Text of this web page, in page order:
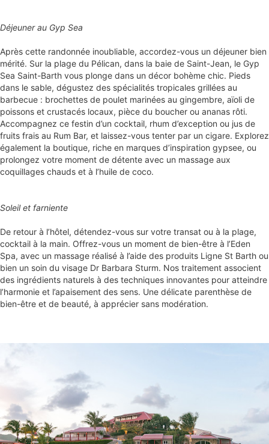
Déjeuner au Gyp Sea
Après cette randonnée inoubliable, accordez-vous un déjeuner bien
mérité. Sur la plage du Pélican, dans la baie de Saint-Jean, le Gyp
Sea Saint-Barth vous plonge dans un décor bohème chic. Pieds
dans le sable, dégustez des spécialités tropicales grillées au
barbecue : brochettes de poulet marinées au gingembre, aïoli de
poissons et crustacés locaux, pièce du boucher ou ananas rôti.
Accompagnez ce festin d’un cocktail, rhum d’exception ou jus de
fruits frais au Rum Bar, et laissez-vous tenter par un cigare. Explorez
également la boutique, riche en marques d’inspiration gypsee, ou
prolongez votre moment de détente avec un massage aux
coquillages chauds et à l’huile de coco.
Soleil et farniente
De retour à l’hôtel, détendez-vous sur votre transat ou à la plage,
cocktail à la main. Offrez-vous un moment de bien-être à l’Eden
Spa, avec un massage réalisé à l’aide des produits Ligne St Barth ou
bien un soin du visage Dr Barbara Sturm. Nos traitement associent
des ingrédients naturels à des techniques innovantes pour atteindre
l’harmonie et l’apaisement des sens. Une délicate parenthèse de